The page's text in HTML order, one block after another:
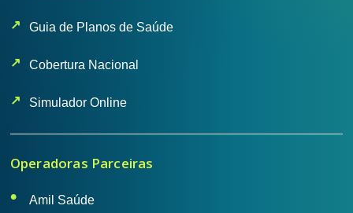
Guia de Planos de Saúde
Cobertura Nacional
Simulador Online
Operadoras Parceiras
Amil Saúde